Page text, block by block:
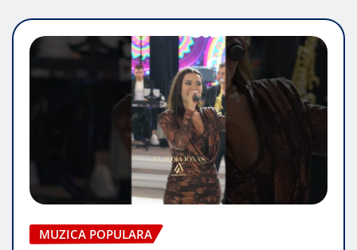
MUZICA POPULARA